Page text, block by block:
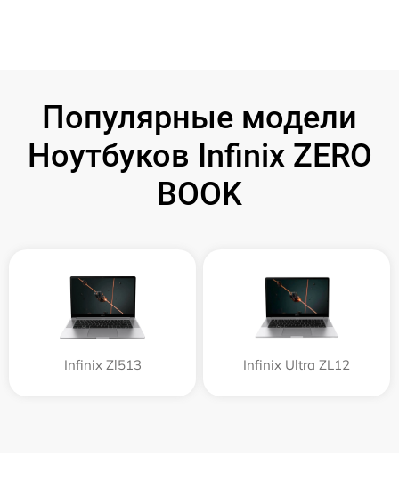
Популярные модели
Ноутбуков Infinix ZERO
BOOK
Infinix Zl513 Infinix Ultra ZL12